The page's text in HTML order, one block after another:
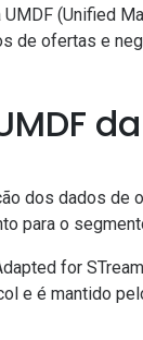
(Unified
de ofertas e
da
dos dados
para o
for
e é mantido